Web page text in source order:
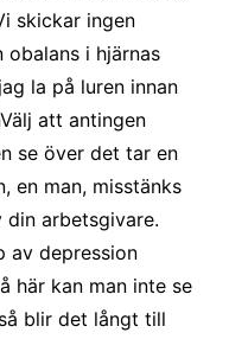
skickar ingen
i hjärnas
la på luren innan
att antingen
se över det tar en
en man, misstänks
arbetsgivare.
av depression
här kan man inte se
blir det långt till